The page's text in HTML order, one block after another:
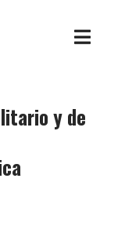
y de